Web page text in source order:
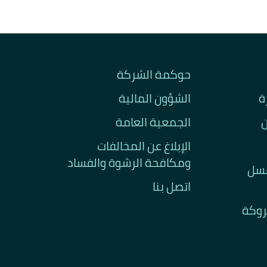
حوكمة الشركة
الشؤون المالية
الجمعية العامة
الإبلاغ عن المخالفات
ومكافحة الرشوة والفساد
اتصل بنا